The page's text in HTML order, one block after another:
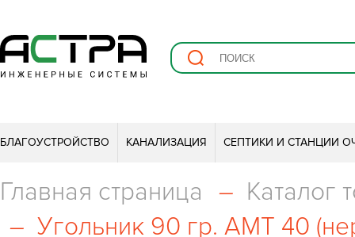
БЛАГОУСТРОЙСТВО КАНАЛИЗАЦИЯ СЕПТИКИ И СТАНЦИИ
Главная страница – Каталог
– Угольник 90 гр. AMT 40